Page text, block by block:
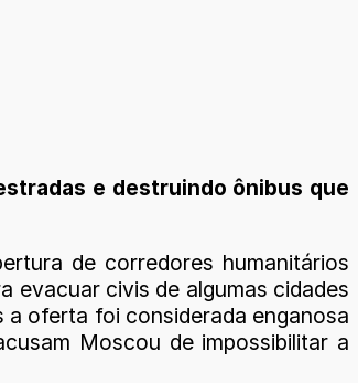
e destruindo ônibus que
de corredores humanitários
evacuar civis de algumas cidades
a oferta foi considerada enganosa
Moscou de impossibilitar a